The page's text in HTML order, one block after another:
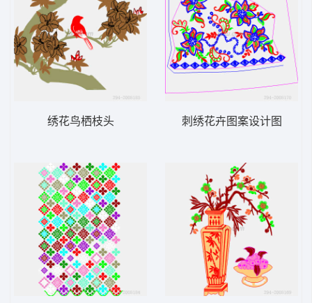
绣花鸟栖枝头 刺绣花卉图案设计图